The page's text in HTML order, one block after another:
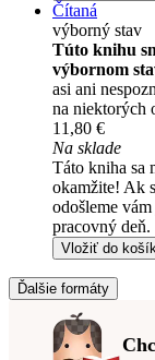
Čítaná
výborný stav
Túto knihu
výbornom
asi ani
na niektorých
11,80 €
Na sklade
Táto kniha sa
okamžite! Ak
odošleme
pracovný deň.
Vložiť do
Ďalšie formáty